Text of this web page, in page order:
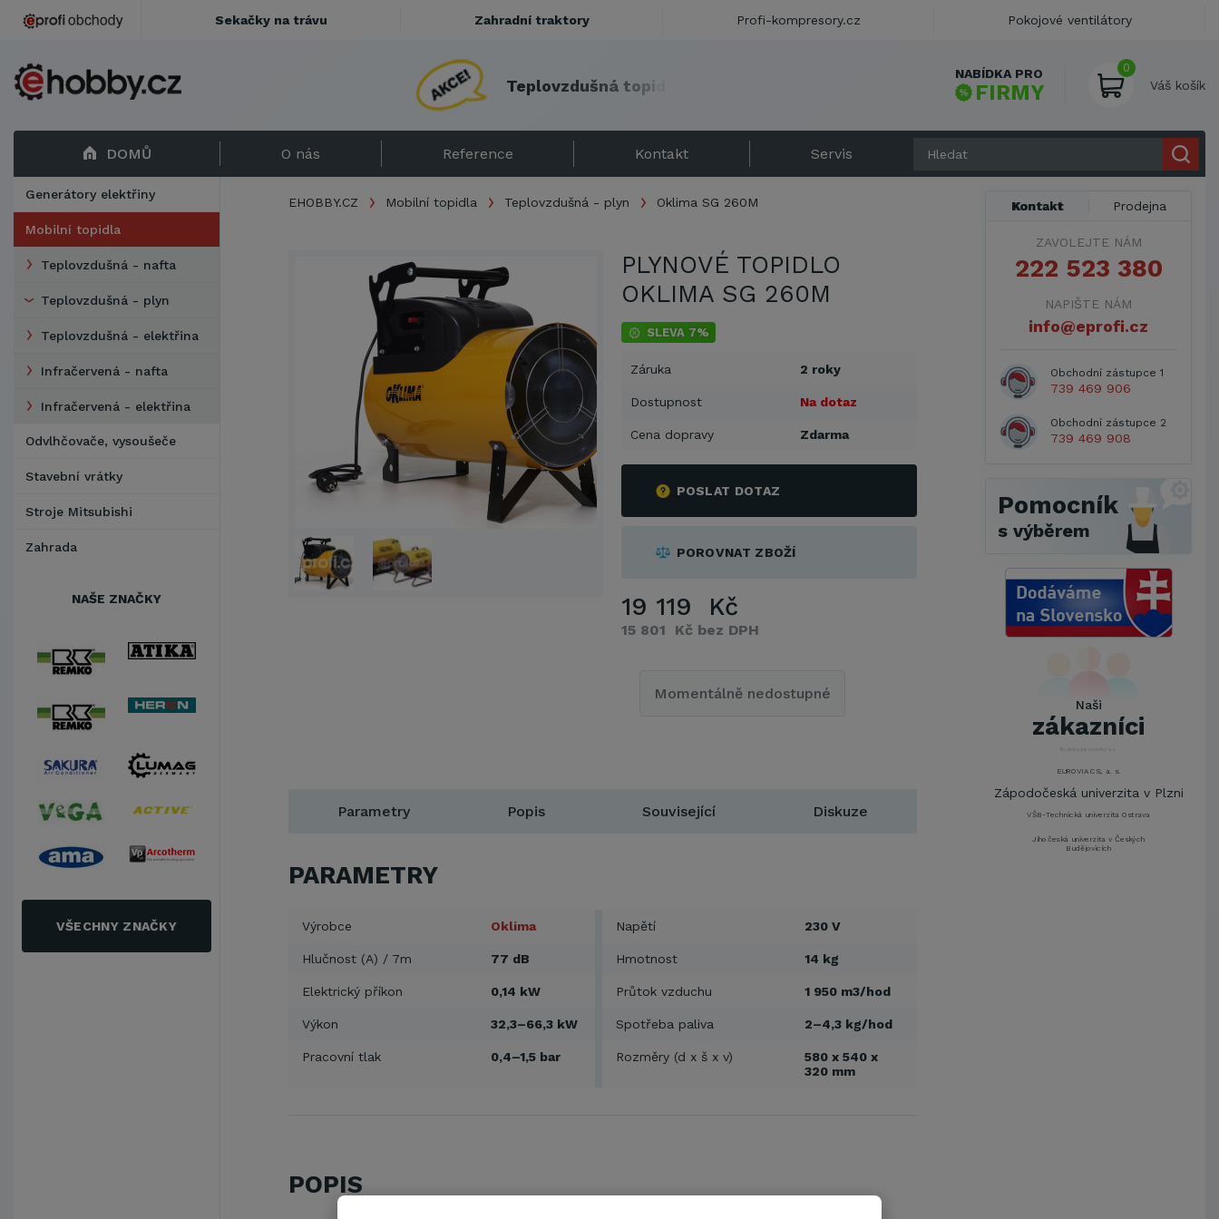
Teplovzdušná top
NABÍDKA PRO
FIRMY
0
Váš košík
DOMŮ O nás Reference Kontakt Servis
Generátory elektřiny
Mobilní topidla
Teplovzdušná - nafta
Teplovzdušná - plyn
Teplovzdušná - elektřina
Infračervená - nafta
Infračervená - elektřina
Odvlhčovače, vysoušeče
Stavební vrátky
Stroje Mitsubishi
Zahrada
NAŠE ZNAČKY
VŠECHNY ZNAČKY
EHOBBY.CZ Mobilní topidla Teplovzdušná - plyn Oklima SG 260M
PLYNOVÉ TOPIDLO
OKLIMA SG 260M
SLEVA 7%
Záruka 2 roky
Dostupnost Na dotaz
Cena dopravy Zdarma
POSLAT DOTAZ
POROVNAT ZBOŽÍ
19 119 Kč
15 801 Kč bez DPH
Momentálně nedostupné
Parametry Popis Související Diskuze
PARAMETRY
Výrobce Oklima Napětí 230 V
Hlučnost (A) / 7m 77 dB Hmotnost 14 kg
Elektrický příkon 0,14 kW Průtok vzduchu 1 950 m3/hod
Výkon 32,3–66,3 kW Spotřeba paliva 2–4,3 kg/hod
Pracovní tlak 0,4–1,5 bar Rozměry (d x š x v)
580 x 540 x
320 mm
POPIS
Kontakt Prodejna
ZAVOLEJTE NÁM
222 523 380
NAPIŠTE NÁM
info@eprofi.cz
Obchodní zástupce 1
739 469 906
Obchodní zástupce 2
739 469 908
Pomocník
s výběrem
Naši
zákazníci
Metrostav a.s.
Brně,Správa kolejí a menz
Arcibiskupství pražské
Kostelecké uzeniny a.s.
EUROVIA CS, a. s.
Zápodočeská univerzita v Plzni
VŠB-Technická univerzita Ostrava
Jihočeská univerzita v Českých
Budějovicích
Sekačky na trávu Zahradní traktory Profi-kompresory.cz Pokojové ventilátory